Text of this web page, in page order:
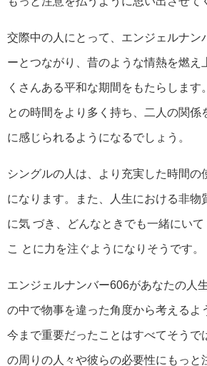
交際中の人にとって、エンジェルナン
ーとつながり、昔のような情熱を燃え
くさんある平和な期間をもたらします
との時間をより多く持ち、二人の関係
に感じられるようになるでしょう。
シングルの人は、より充実した時間の
になります。また、人生における非物
に気 づき、どんなときでも一緒にい
こ とに力を注ぐようになりそうです。
エンジェルナンバー606があなたの人
の中で物事を違った角度から考えるよ
今まで重要だったことはすべてそうで
の周りの人々や彼らの必要性にもっと